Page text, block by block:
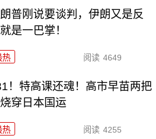
普刚说要谈判，伊朗又是反
是一巴掌！
热 阅读 4649
！特高课还魂！高市早苗两把
穿日本国运
热 阅读 4255